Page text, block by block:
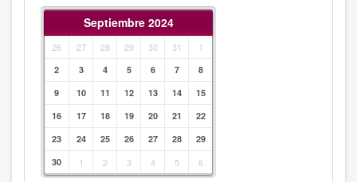
Septiembre 2024
26 27 28 29 30 31 1
2 3 4 5 6 7
8
9
10 11 12 13 14
15
16
17 18 19 20 21
22
23
24 25 26 27 28
29
30
1 2 3 4 5 6